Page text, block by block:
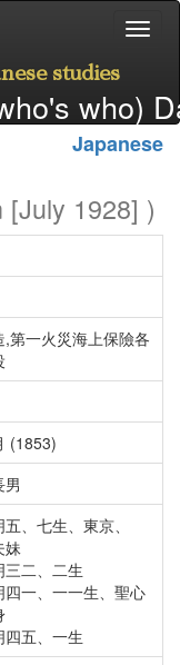
studies
who)
Japanese
[July 1928] )
,第一火災海上保險各
(1853)
七生、東京、
妹
二、二生
一、一一生、聖心
五、一生